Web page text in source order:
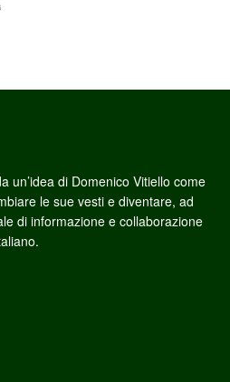
un’idea di Domenico Vitiello come
le sue vesti e diventare, ad
di informazione e collaborazione